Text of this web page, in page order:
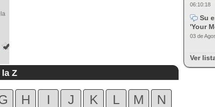
la Z
H I J K L M
N
06:10:18
Su
'Your
03 de
Ver